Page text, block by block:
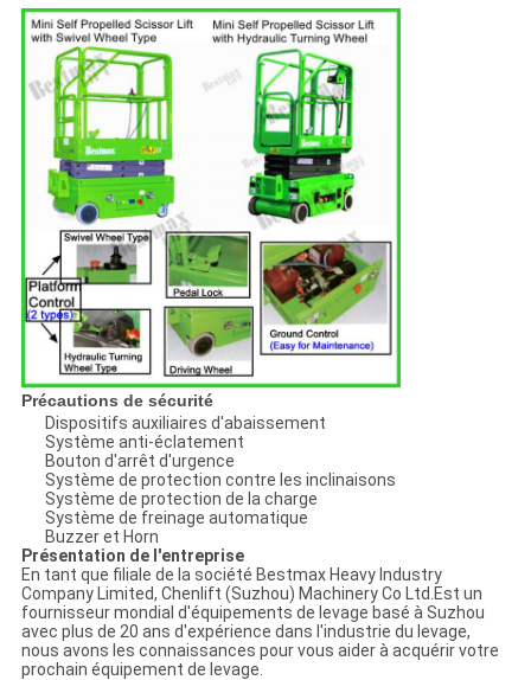
Précautions de sécurité
Dispositifs auxiliaires d'abaissement
Système anti-éclatement
Bouton d'arrêt d'urgence
Système de protection contre les inclinaisons
Système de protection de la charge
Système de freinage automatique
Buzzer et Horn
Présentation de l'entreprise
En tant que filiale de la société Bestmax Heavy Industry
Company Limited, Chenlift (Suzhou) Machinery Co Ltd.Est un
fournisseur mondial d'équipements de levage basé à Suzhou
avec plus de 20 ans d'expérience dans l'industrie du levage,
nous avons les connaissances pour vous aider à acquérir votre
prochain équipement de levage.